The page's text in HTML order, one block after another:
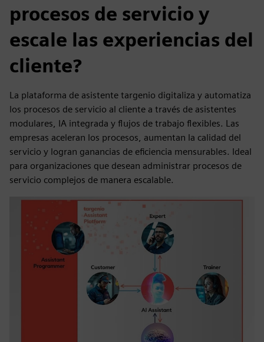
procesos de servicio y
escale las experiencias del
cliente?
La plataforma de asistente targenio digitaliza y automatiza
los procesos de servicio al cliente a través de asistentes
modulares, IA integrada y flujos de trabajo flexibles. Las
empresas aceleran los procesos, aumentan la calidad del
servicio y logran ganancias de eficiencia mensurables. Ideal
para organizaciones que desean administrar procesos de
servicio complejos de manera escalable.